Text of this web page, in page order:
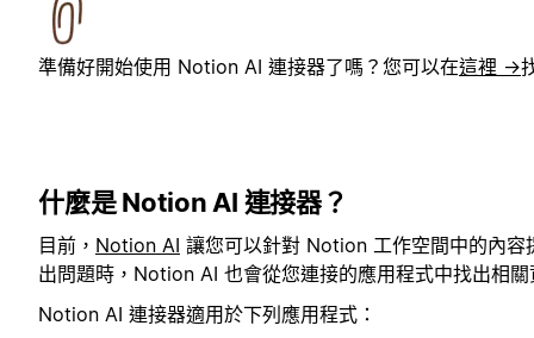
準備好開始使用 Notion AI 連接器了嗎？您可以在這裡 →
什麼是 Notion AI 連接器？
目前， Notion AI 讓您可以針對 Notion 工作空間中的內
出問題時，Notion AI 也會從您連接的應用程式中找出相
Notion AI 連接器適用於下列應用程式：